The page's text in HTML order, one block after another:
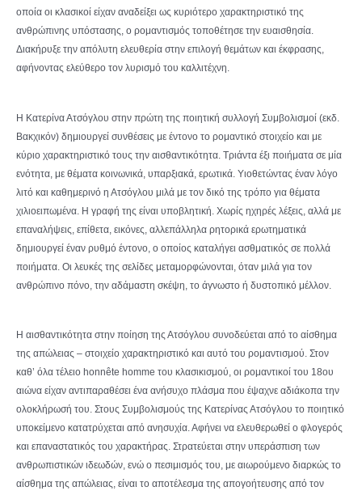
οποία οι κλασικοί είχαν αναδείξει ως κυριότερο χαρακτηριστικό της
ανθρώπινης υπόστασης, ο ρομαντισμός τοποθέτησε την ευαισθησία.
Διακήρυξε την απόλυτη ελευθερία στην επιλογή θεμάτων και έκφρασης,
αφήνοντας ελεύθερο τον λυρισμό του καλλιτέχνη.
Η Κατερίνα Ατσόγλου στην πρώτη της ποιητική συλλογή Συμβολισμοί (εκδ.
Βακχικόν) δημιουργεί συνθέσεις με έντονο το ρομαντικό στοιχείo και με
κύριο χαρακτηριστικό τους την αισθαντικότητα. Τριάντα έξι ποιήματα σε μία
ενότητα, με θέματα κοινωνικά, υπαρξιακά, ερωτικά. Υιοθετώντας έναν λόγο
λιτό και καθημερινό η Ατσόγλου μιλά με τον δικό της τρόπο για θέματα
χιλιοειπωμένα. Η γραφή της είναι υποβλητική. Χωρίς ηχηρές λέξεις, αλλά με
επαναλήψεις, επίθετα, εικόνες, αλλεπάλληλα ρητορικά ερωτηματικά
δημιουργεί έναν ρυθμό έντονο, ο οποίος καταλήγει ασθματικός σε πολλά
ποιήματα. Οι λευκές της σελίδες μεταμορφώνονται, όταν μιλά για τον
ανθρώπινο πόνο, την αδάμαστη σκέψη, το άγνωστο ή δυστοπικό μέλλον.
Η αισθαντικότητα στην ποίηση της Ατσόγλου συνοδεύεται από το αίσθημα
της απώλειας – στοιχείο χαρακτηριστικό και αυτό του ρομαντισμού. Στον
καθ’ όλα τέλειο honnête homme του κλασικισμού, oι ρομαντικοί του 18ου
αιώνα είχαν αντιπαραθέσει ένα ανήσυχο πλάσμα που έψαχνε αδιάκοπα την
ολοκλήρωσή του. Στους Συμβολισμούς της Κατερίνας Ατσόγλου το ποιητικό
υποκείμενο κατατρύχεται από ανησυχία. Αφήνει να ελευθερωθεί ο φλογερός
και επαναστατικός του χαρακτήρας. Στρατεύεται στην υπεράσπιση των
ανθρωπιστικών ιδεωδών, ενώ ο πεσιμισμός του, με αιωρούμενο διαρκώς το
αίσθημα της απώλειας, είναι το αποτέλεσμα της απογοήτευσης από τον